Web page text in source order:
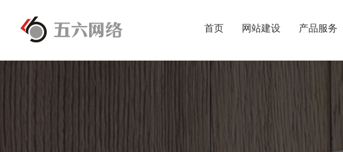
首页 网站建设 产品服务